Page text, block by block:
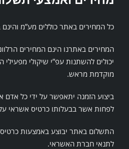
כל המחירים באתר כוללים מע”מ
המחירים באתרנו הינם המחירים
יכולים להשתנות עפ”י שיקולי
מוקדמת מראש.
לפחות אשר בבעלותו כרטיס אשראי
התשלום באתר יבוצע באמצעות
לתנאי חברת האשראי.